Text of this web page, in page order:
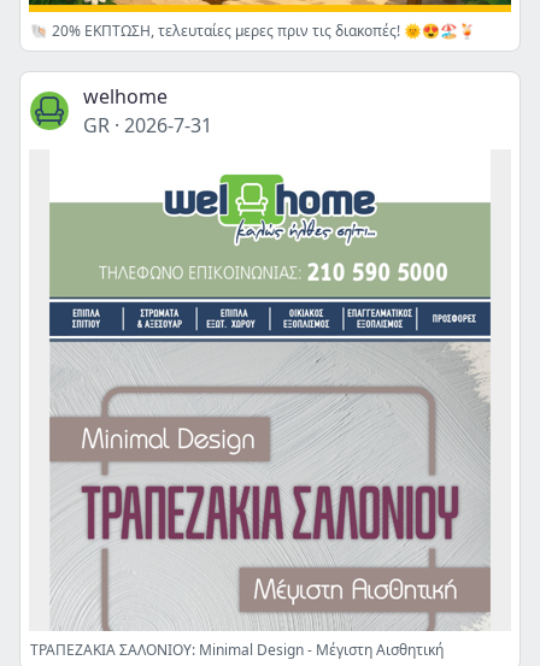
🐚 20% ΕΚΠΤΩΣΗ, τελευταίες μερες πριν τις διακοπές! 🌞😍🏖️🍹
welhome
GR · 2026-7-31
ΤΡΑΠΕΖΑΚΙΑ ΣΑΛΟΝΙΟΥ: Minimal Design - Μέγιστη Αισθητική